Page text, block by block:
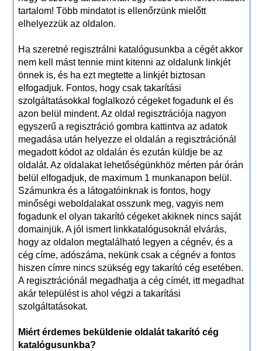
tartalom! Több mindatot is ellenőrzünk mielőtt
elhelyezzük az oldalon.
Ha szeretné regisztrálni katalógusunkba a cégét akkor
nem kell mást tennie mint kitenni az oldalunk linkjét
önnek is, és ha ezt megtette a linkjét biztosan
elfogadjuk. Fontos, hogy csak takarítási
szolgáltatásokkal foglalkozó cégeket fogadunk el és
azon belül mindent. Az oldal regisztrációja nagyon
egyszerű a regisztráció gombra kattintva az adatok
megadása után helyezze el oldalán a regisztrációnál
megadott kódot az oldalán és ezután küldje be az
oldalát. Az oldalakat lehetőségünkhöz mérten pár órán
belül elfogadjuk, de maximum 1 munkanapon belül.
Számunkra és a látogatóinknak is fontos, hogy
minőségi weboldalakat osszunk meg, vagyis nem
fogadunk el olyan takarító cégeket akiknek nincs saját
domainjük. A jól ismert linkkatalógusoknál elvárás,
hogy az oldalon megtalálható legyen a cégnév, és a
cég címe, adószáma, nekünk csak a cégnév a fontos
hiszen címre nincs szükség egy takarító cég esetében.
A regisztrációnál megadhatja a cég címét, itt megadhat
akár települést is ahol végzi a takarítási
szolgáltatásokat.
Miért érdemes beküldenie oldalát takarító cég
katalógusunkba?